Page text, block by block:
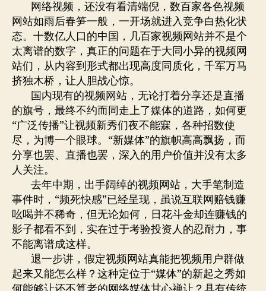
网络视频，还没有看清端倪，数百家各色视频
网站如雨后春笋一般，一开场就进入竞争白热化状
态。十数亿人口的中国，几百家视频网站并不是个
太离谱的数字，真正的问题在于大同小异的视频网
站们，从内容到形式都出现高度同质化，千军万马
挤独木桥，让人胆战心惊。
国内现有的视频网站，无论打着分享还是直播
的旗号，最终不约而同走上了媒体的道路，如何更
“广泛传播”让视频新秀们夜不能寐，各种招数使
尽，为博一个眼球。“新媒体”的旗帜高高飘扬，而
分享也罢、直播也罢，深入的用户价值并没有太多
人关注。
去年中期，出手阔绰的视频网站，大手笔制造
事件时，“频死快感”已经呈现，虽说互联网赔钱赚
吆喝并不稀奇，但无论如何，日花斗金却连赚钱的
影子都看不到，实在过于考验投资人的忍耐力，事
不能离谱成这样。
退一步讲，假定视频网站真能把视频用户群做
起来又能怎么样？这种定位于“媒体”的新起之秀如